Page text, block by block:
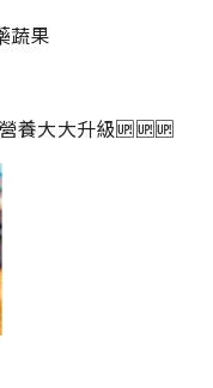
蔬果
養大大升級🆙🆙🆙